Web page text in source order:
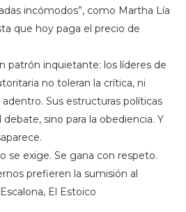
incómodos”, como Martha Lía
que hoy paga el precio de
patrón inquietante: los líderes de
no toleran la crítica, ni
Sus estructuras políticas
sino para la obediencia. Y
se exige. Se gana con respeto.
prefieren la sumisión al
El Estoico